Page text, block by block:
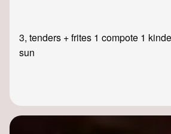
3, tenders + frites 1 compote 1
sun